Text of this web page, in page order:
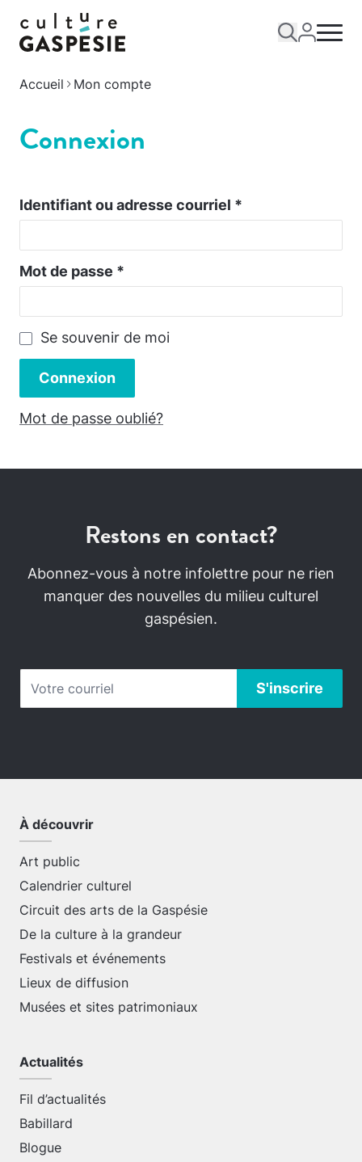
Accueil Mon compte
Connexion
Identifiant ou adresse courriel *
Mot de passe *
Se souvenir de moi
Connexion
Mot de passe oublié?
Restons en contact?
Abonnez-vous à notre infolettre pour ne rien
manquer des nouvelles du milieu culturel
gaspésien.
À découvrir
Art public
Calendrier culturel
Circuit des arts de la Gaspésie
De la culture à la grandeur
Festivals et événements
Lieux de diffusion
Musées et sites patrimoniaux
Actualités
Fil d’actualités
Babillard
Blogue